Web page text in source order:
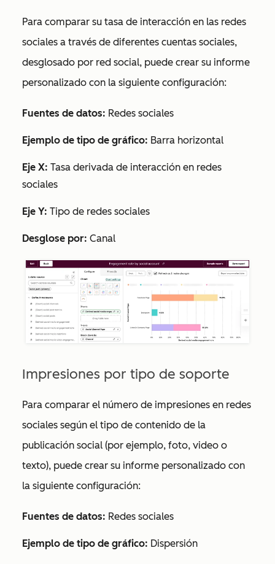
Para comparar su tasa de interacción en las redes
sociales a través de diferentes cuentas sociales,
desglosado por red social, puede crear su informe
personalizado con la siguiente configuración:
Fuentes de datos: Redes sociales
Ejemplo de tipo de gráfico: Barra horizontal
Eje X: Tasa derivada de interacción en redes
sociales
Eje Y: Tipo de redes sociales
Desglose por: Canal
Impresiones por tipo de soporte
Para comparar el número de impresiones en redes
sociales según el tipo de contenido de la
publicación social (por ejemplo, foto, video o
texto), puede crear su informe personalizado con
la siguiente configuración:
Fuentes de datos: Redes sociales
Ejemplo de tipo de gráfico: Dispersión